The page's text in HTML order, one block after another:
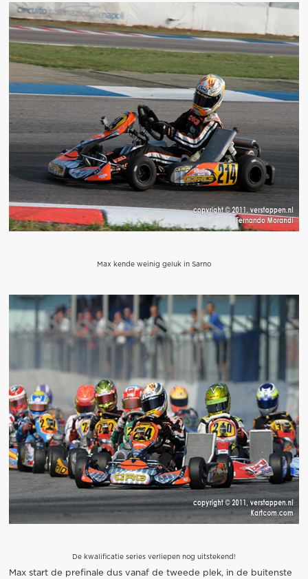
Max kende weinig geluk in Sarno
De kwalificatie series verliepen nog uitstekend!
Max start de prefinale dus vanaf de tweede plek, in de buitenste